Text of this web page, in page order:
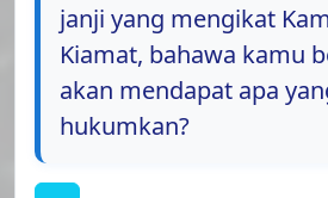
janji yang mengikat
Kiamat, bahawa kamu
akan mendapat apa
hukumkan?